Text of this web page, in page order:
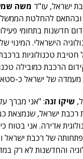
ישראל, עו"ד משה
חדשנות בתחומי
הישראלי. המינוי
טכנולוגיות
הרכבת כמובילה
מעמדה של ישראל כ-
שיקו זנה: "אני מברך
רכבת ישראל, שנמצאת
אדירה. אני בטוח
של רכבת ישראל
והחדשנות לא רק